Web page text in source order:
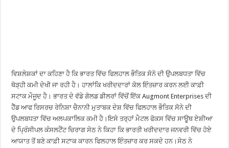
ਵਿਸ਼ਲੇਸ਼ਕਾਂ ਦਾ ਕਹਿਣਾ ਹੈ ਕਿ ਭਾਰਤ ਵਿੱਚ ਫਿਲਹਾਲ ਭੌਤਿਕ ਸੋਨੇ ਦੀ ਉਪਲਬਧਤਾ ਵਿੱਚ
ਥੋੜ੍ਹੀ ਕਮੀ ਦੇਖੀ ਜਾ ਰਹੀ ਹੈ। ਹਾਲਾਂਕਿ ਖਰੀਦਦਾਰਾਂ ਕੋਲ ਇੰਤਜ਼ਾਰ ਕਰਨ ਲਈ ਕਾਫ਼ੀ
ਸਟਾਕ ਮੌਜੂਦ ਹੈ। ਭਾਰਤ ਦੇ ਵੱਡੇ ਗੋਲਡ ਡੀਲਰਾਂ ਵਿੱਚੋਂ ਇੱਕ Augmont Enterprises ਦੀ
ਹੈੱਡ ਆਫ ਰਿਸਰਚ ਰੇਨਿਸ਼ਾ ਚੈਨਾਨੀ ਮੁਤਾਬਕ ਦੇਸ਼ ਵਿੱਚ ਫਿਲਹਾਲ ਭੌਤਿਕ ਸੋਨੇ ਦੀ
ਉਪਲਬਧਤਾ ਵਿੱਚ ਅਲਪਕਾਲਿਕ ਕਮੀ ਹੈ।ਇਸੇ ਤਰ੍ਹਾਂ ਮੈਟਲ ਫੋਕਸ ਵਿੱਚ ਸਾਊਥ ਏਸ਼ੀਆ
ਦੇ ਪ੍ਰਿੰਸੀਪਲ ਕੰਸਲਟੈਂਟ ਚਿਰਾਗ ਸੇਠ ਨੇ ਕਿਹਾ ਕਿ ਭਾਰਤੀ ਖਰੀਦਦਾਰ ਜਨਵਰੀ ਵਿੱਚ ਹੋਏ
ਆਯਾਤ ਤੋਂ ਬਣੇ ਕਾਫ਼ੀ ਸਟਾਕ ਕਾਰਨ ਫਿਲਹਾਲ ਇੰਤਜ਼ਾਰ ਕਰ ਸਕਦੇ ਹਨ।ਸੇਠ ਨੇ